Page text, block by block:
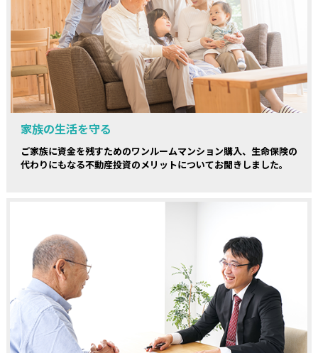
家族の生活を守る
ご家族に資金を残すためのワンルームマンション購入、生命保険の
代わりにもなる不動産投資のメリットについてお聞きしました。